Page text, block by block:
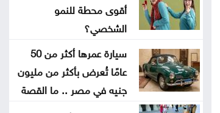
وإسلام آباد بمساعٍ نووية
زراعة جرش تُقدم 1368 خدمة وتُوزع
260 ألف شتلة
أقوى محطة للنمو
الشخصي؟
سيارة عمرها أكثر من 50
عامًا تُعرض بأكثر من مليون
جنيه في مصر .. ما القصة